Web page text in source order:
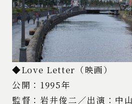
◆Love Letter（映画）
公開：1995年
監督：岩井俊二／出演：